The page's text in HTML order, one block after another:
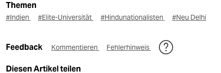
Themen
#Indien #Elite-Universität #Hindunationalisten #Neu Delhi
Feedback Kommentieren Fehlerhinweis
Diesen Artikel teilen